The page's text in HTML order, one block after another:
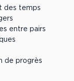
des temps
entre pairs
de progrès